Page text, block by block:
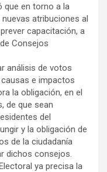
que en torno a la
atribuciones al
capacitación, a
Consejos
análisis de votos
e impactos
la obligación, en el
de que sean
del
y la obligación de
de la ciudadanía
dichos consejos.
ya precisa la